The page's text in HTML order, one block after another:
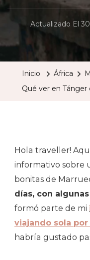
Actualizado El
Inicio África
Qué ver en Tánger
Hola traveller!
informativo sobre
bonitas de
días, con
formó parte de mi
viajando sola
habría gustado